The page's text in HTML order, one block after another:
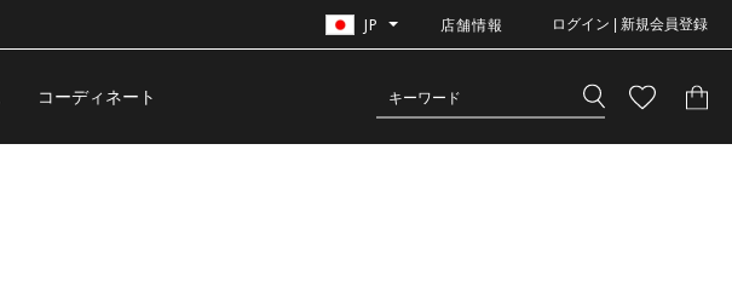
JP 店舗情報 ログイン | 新規会員登録
コーディネート